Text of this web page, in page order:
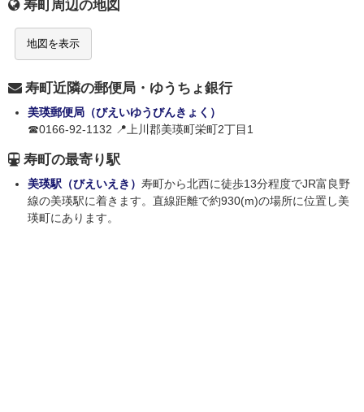
寿町周辺の地図
地図を表示
寿町近隣の郵便局・ゆうちょ銀行
美瑛郵便局（びえいゆうびんきょく）
☎0166-92-1132 📍上川郡美瑛町栄町2丁目1
寿町の最寄り駅
美瑛駅（びえいえき） 寿町から北西に徒歩13分程度でJR富良野
線の美瑛駅に着きます。直線距離で約930(m)の場所に位置し美
瑛町にあります。